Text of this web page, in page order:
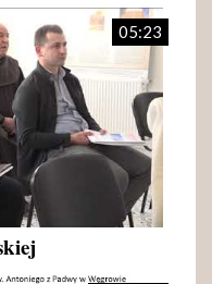
05:23